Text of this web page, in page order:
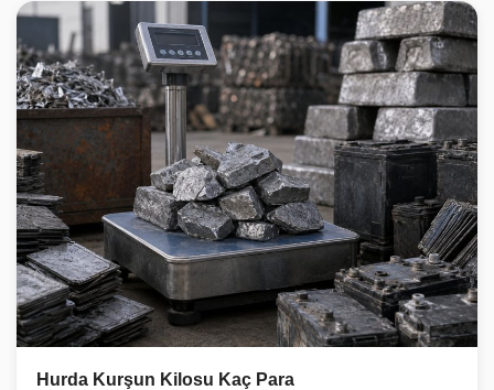
Hurda Kurşun Kilosu Kaç Para